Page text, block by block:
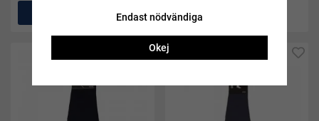
Köp
Endast nödvändiga
Okej